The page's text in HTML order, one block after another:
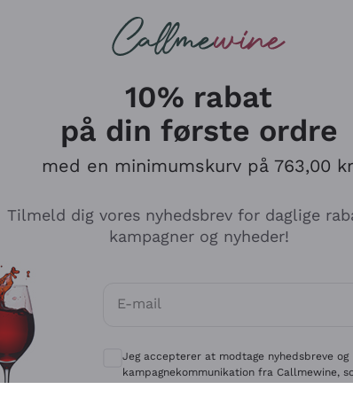
Antinori
Ca' del Bosco
10% rabat
på din første ordre
med en minimumskurv på 763,00
Tilmeld dig vores nyhedsbrev for daglige
kampagner og nyheder!
E-mail
Valgfrie samtykker for at modtage
Jeg accepterer at modtage nyhedsbreve og
kampagnekommunikation fra Callmewine,